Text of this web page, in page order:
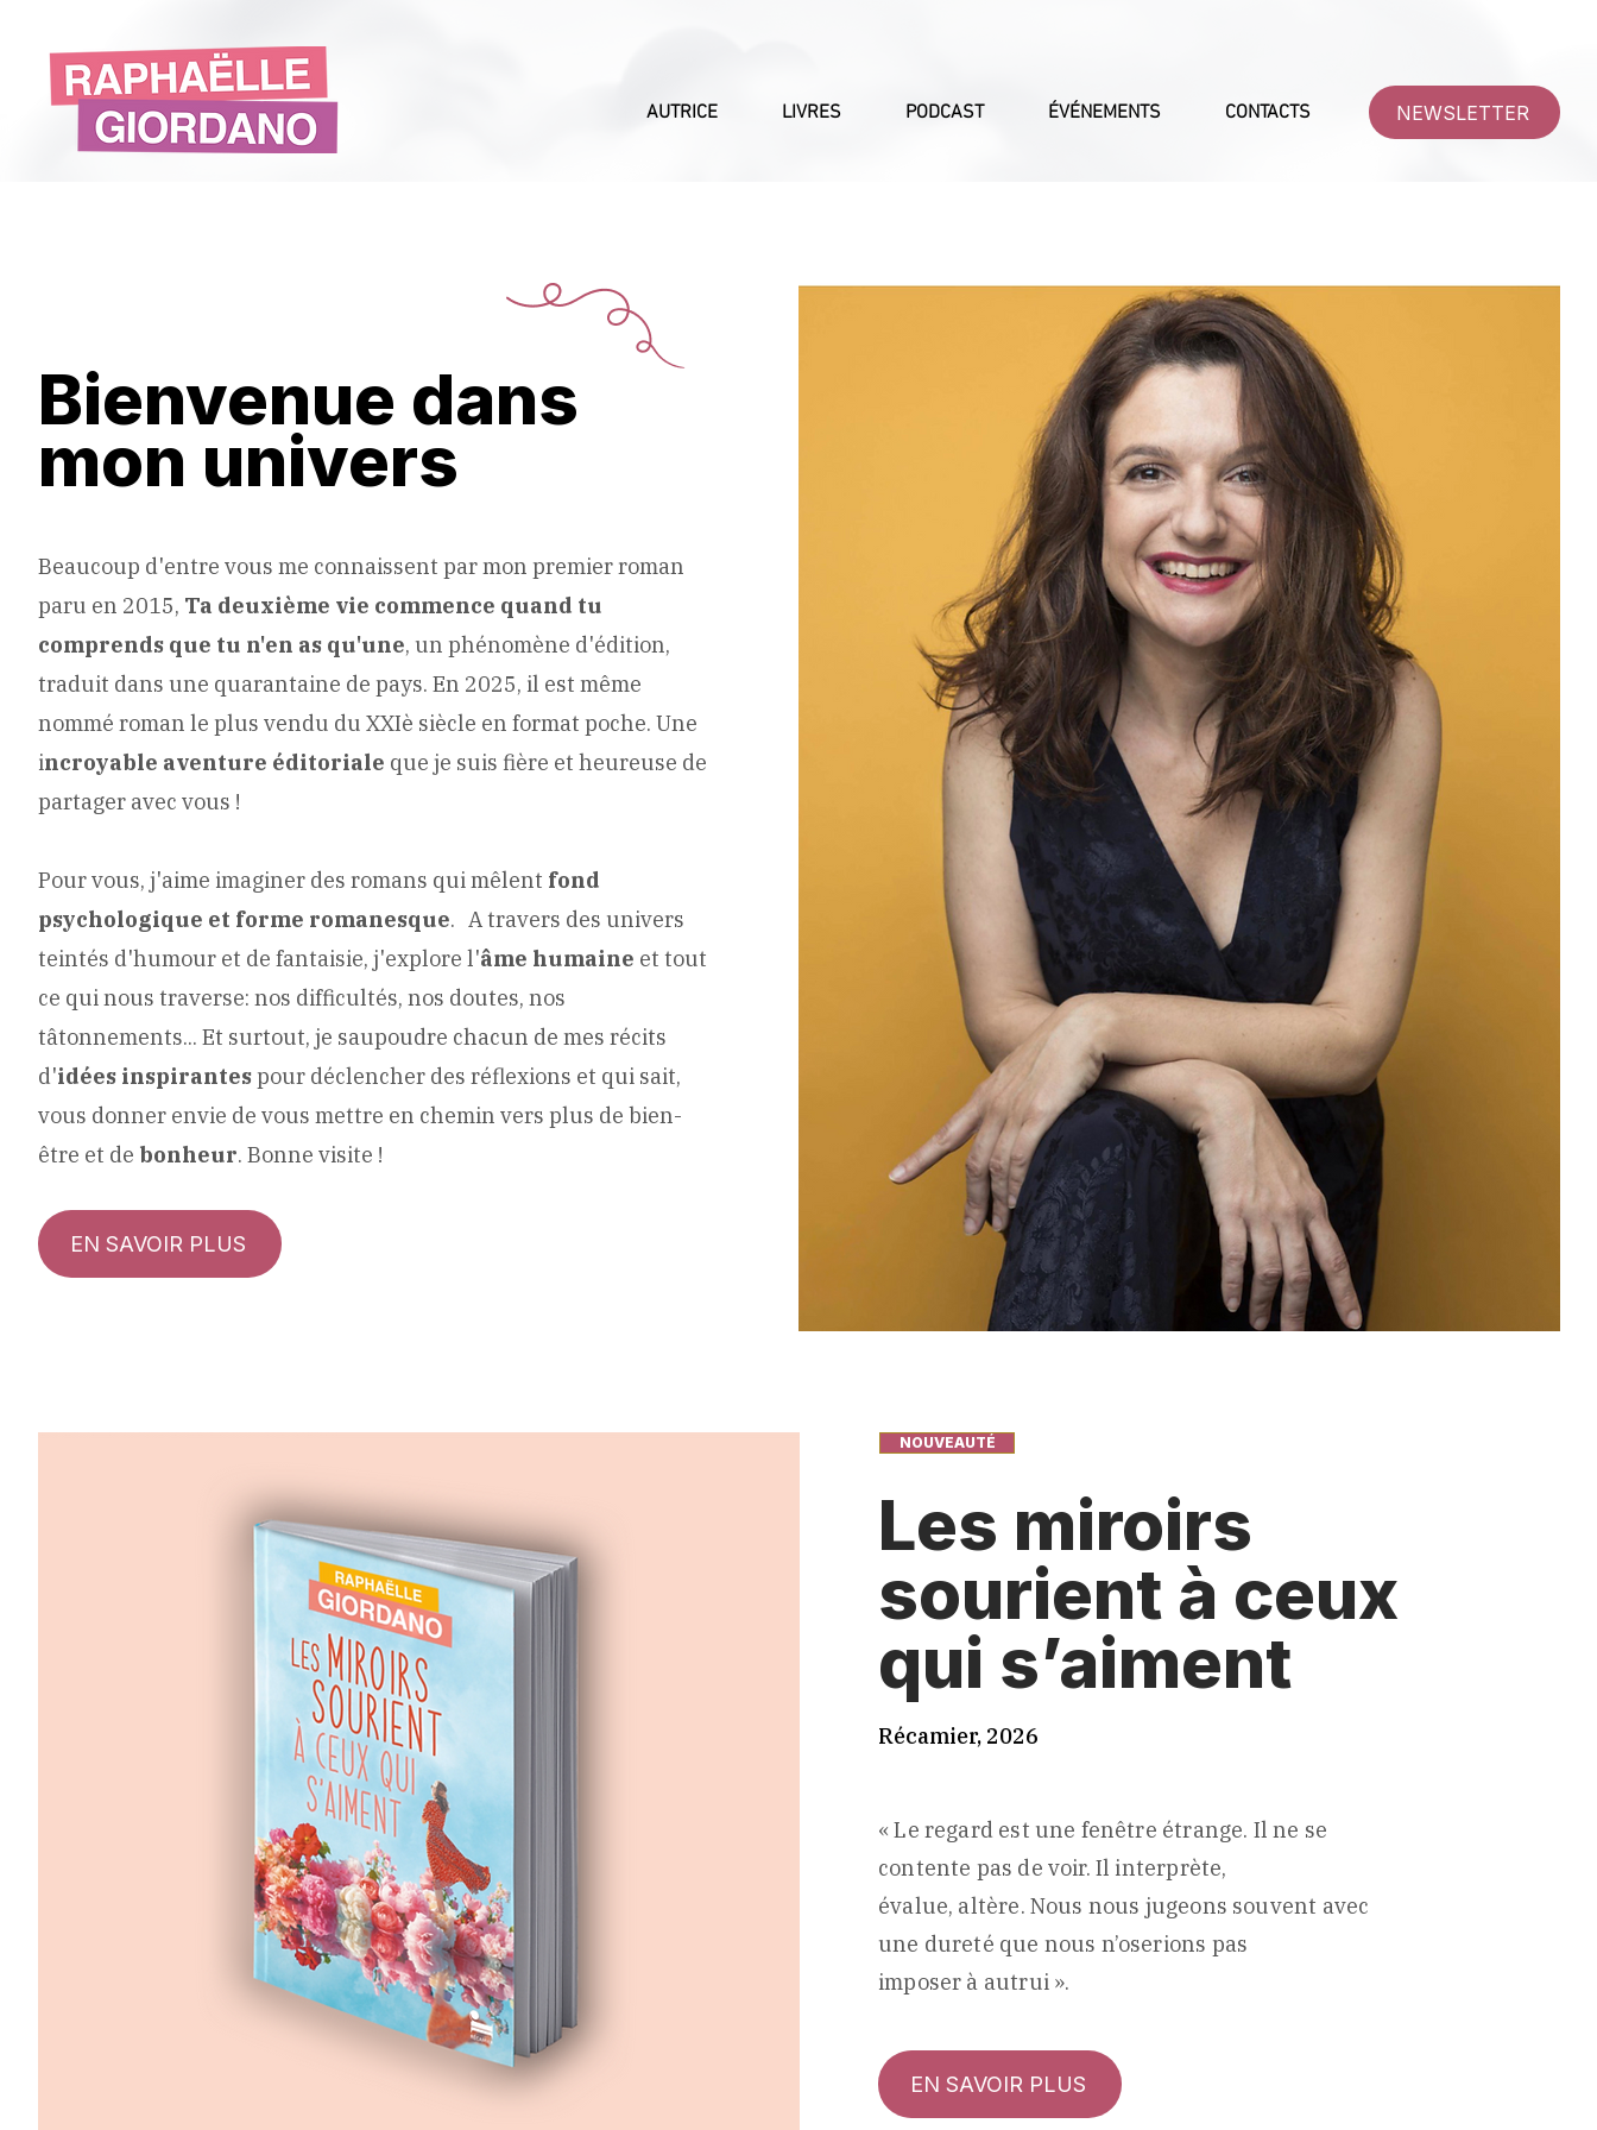
AUTRICE LIVRES PODCAST ÉVÉNEMENTS CONTACTS NEWSLETTER
Bienvenue dans
mon univers
Beaucoup d'entre vous me connaissent par mon premier roman
paru en 2015, Ta deuxième vie commence quand tu
comprends que tu n'en as qu'une, un phénomène d'édition,
traduit dans une quarantaine de pays. En 2025, il est même
nommé roman le plus vendu du XXIè siècle en format poche. Une
incroyable aventure éditoriale que je suis fière et heureuse de
partager avec vous !
Pour vous, j'aime imaginer des romans qui mêlent fond
psychologique et forme romanesque. A travers des univers
teintés d'humour et de fantaisie, j'explore l'âme humaine et tout
ce qui nous traverse: nos difficultés, nos doutes, nos
tâtonnements... Et surtout, je saupoudre chacun de mes récits
d'idées inspirantespour déclencher des réflexions et qui sait,
vous donner envie de vous mettre en chemin vers plus de bien-
être et de bonheur. Bonne visite !
EN SAVOIR PLUS
NOUVEAUTÉ
Les miroirs
sourient à ceux
qui s’aiment
Récamier, 2026
« Le regard est une fenêtre étrange. Il ne se
contente pas de voir. Il interprète,
évalue, altère. Nous nous jugeons souvent avec
une dureté que nous n’oserions pas
imposer à autrui ».
EN SAVOIR PLUS